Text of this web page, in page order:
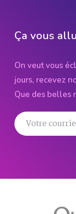
Ça vous
On veut vous
jours, recevez
Que des belles